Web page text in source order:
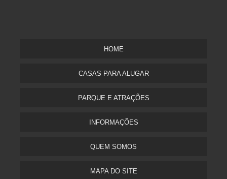
HOME
CASAS PARA ALUGAR
PARQUE E ATRAÇÕES
INFORMAÇÕES
QUEM SOMOS
MAPA DO SITE